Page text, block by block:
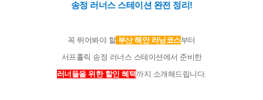
송정 러너스 스테이션 완전 정리!
꼭 뛰어봐야 할 부산 해안 러닝코스부터
서프홀릭 송정 러너스 스테이션에서 준비한
러너들을 위한 할인 혜택까지 소개해드립니다.